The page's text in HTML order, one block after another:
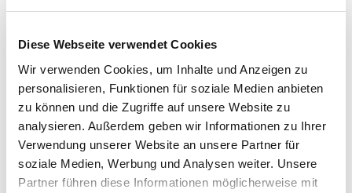
Diese Webseite verwendet Cookies
Wir verwenden Cookies, um Inhalte und Anzeigen zu
personalisieren, Funktionen für soziale Medien anbieten
zu können und die Zugriffe auf unsere Website zu
analysieren. Außerdem geben wir Informationen zu Ihrer
Verwendung unserer Website an unsere Partner für
soziale Medien, Werbung und Analysen weiter. Unsere
Partner führen diese Informationen möglicherweise mit